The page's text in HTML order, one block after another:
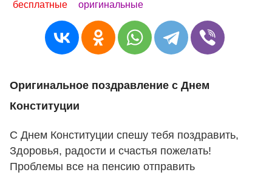
бесплатные
оригинальные
Оригинальное поздравление с Днем
Конституции
С Днем Конституции спешу тебя поздравить,
Здоровья, радости и счастья пожелать!
Проблемы все на пенсию отправить